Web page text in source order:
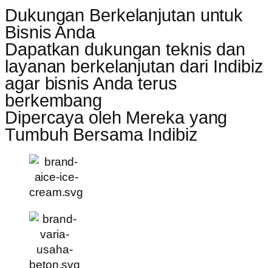
Dukungan Berkelanjutan untuk
Bisnis Anda
Dapatkan dukungan teknis dan
layanan berkelanjutan dari Indibiz
agar bisnis Anda terus
berkembang
Dipercaya oleh Mereka yang
Tumbuh Bersama Indibiz